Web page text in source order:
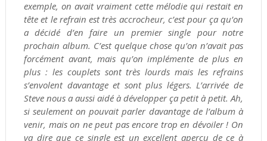
exemple, on avait vraiment cette mélodie qui restait en
tête et le refrain est très accrocheur, c’est pour ça qu’on
a décidé d’en faire un premier single pour notre
prochain album. C’est quelque chose qu’on n’avait pas
forcément avant, mais qu’on implémente de plus en
plus : les couplets sont très lourds mais les refrains
s’envolent davantage et sont plus légers. L’arrivée de
Steve nous a aussi aidé à développer ça petit à petit. Ah,
si seulement on pouvait parler davantage de l’album à
venir, mais on ne peut pas encore trop en dévoiler ! On
va dire que ce single est un excellent aperçu de ce à